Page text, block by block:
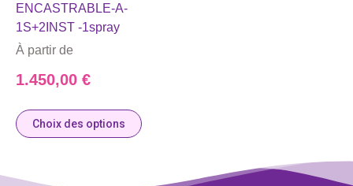
ENCASTRABLE-A-
1S+2INST -1spray
À partir de
1.450,00 €
Choix des options